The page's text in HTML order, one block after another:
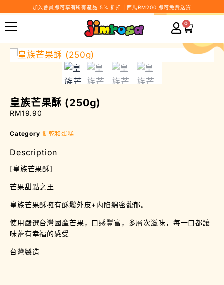
加入會員即可享有所有產品 5% 折扣 | 西馬RM200 即可免費送貨
0
皇族芒果酥 (250g)
RM19.90
Category 餅乾和蛋糕
Description
[皇族芒果酥]
芒果甜點之王
皇族芒果酥擁有酥鬆外皮+内陷綿密馥郁。
使用嚴選台灣國產芒果，口感豐富，多層次滋味，每一口都讓
味蕾有幸福的感受
台灣製造